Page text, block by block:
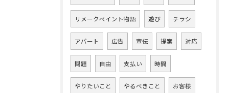
リメークペイント物語 遊び チラシ
アパート 広告 宣伝 提案 対応
問題 自由 支払い 時間
やりたいこと やるべきこと お客様